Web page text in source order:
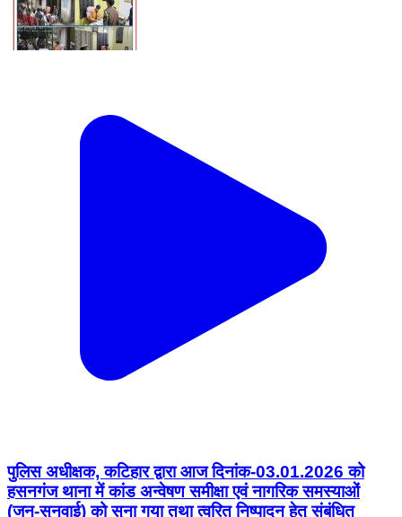
पुलिस अधीक्षक, कटिहार द्वारा आज दिनांक-03.01.2026 को
हसनगंज थाना में कांड अन्वेषण समीक्षा एवं नागरिक समस्याओं
(जन-सुनवाई) को सुना गया तथा त्वरित निष्पादन हेतु संबंधित